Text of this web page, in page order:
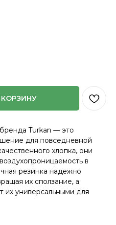
Turkan — это
для повседневной
хлопка, они
в
резинка надежно
их сползание, а
их универсальными для